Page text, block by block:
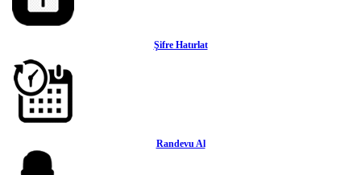
Şifre Hatırlat
Randevu Al